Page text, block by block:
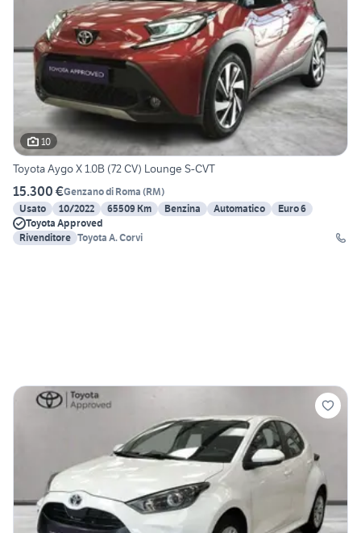
10
Toyota Aygo X 1.0B (72 CV) Lounge S-CVT
15.300 €Genzano di Roma (RM)
Usato
10/2022 65509 Km Benzina Automatico
Euro 6
Toyota Approved
Rivenditore Toyota A. Corvi